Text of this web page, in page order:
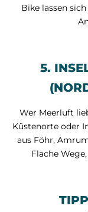
Bike lassen
5.
Wer Meerluft
Küstenorte oder
aus Föhr,
Flache